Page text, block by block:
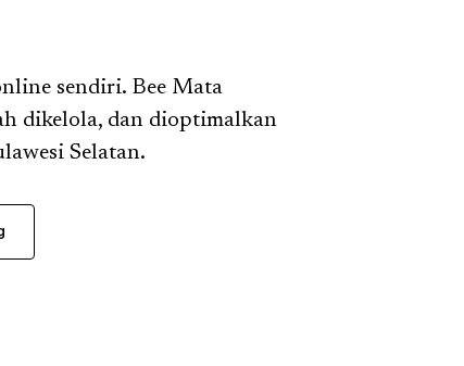
sendiri. Bee Mata
dikelola, dan dioptimalkan
Selatan.